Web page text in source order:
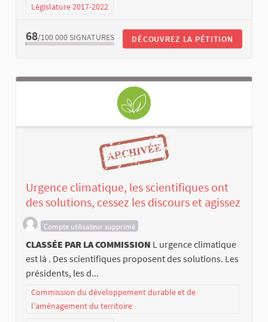
Législature 2017-2022
68/100 000 SIGNATURES DÉCOUVREZ LA PÉTITION
Urgence climatique, les scientifiques ont
des solutions, cessez les discours et agissez
Compte utilisateur supprimé
CLASSÉE PAR LA COMMISSION L urgence climatique
est là . Des scientifiques proposent des solutions. Les
présidents, les d...
Commission du développement durable et de
l’aménagement du territoire